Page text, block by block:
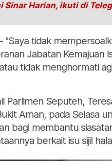
Sinar Harian, ikuti di
"Saya tidak
Jabatan Kemajuan
tidak menghormati
Parlimen Seputeh,
Aman, pada Selasa
bagi membantu
berkait isu sijil